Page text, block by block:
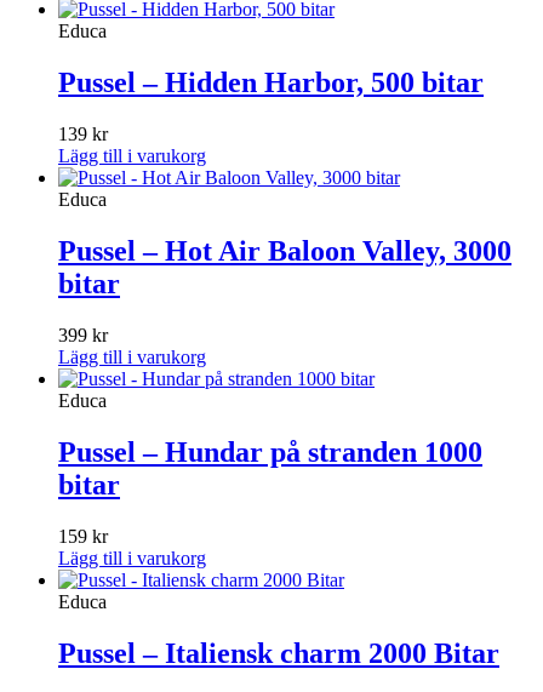
Educa
Pussel – Hidden Harbor, 500 bitar
139 kr
Lägg till i varukorg
Educa
Pussel – Hot Air Baloon Valley, 3000
bitar
399 kr
Lägg till i varukorg
Educa
Pussel – Hundar på stranden 1000
bitar
159 kr
Lägg till i varukorg
Educa
Pussel – Italiensk charm 2000 Bitar